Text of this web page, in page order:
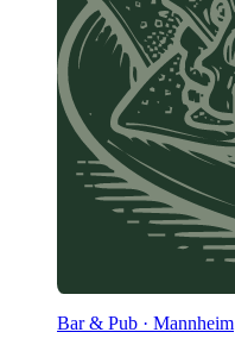
Bar & Pub · Mannheim